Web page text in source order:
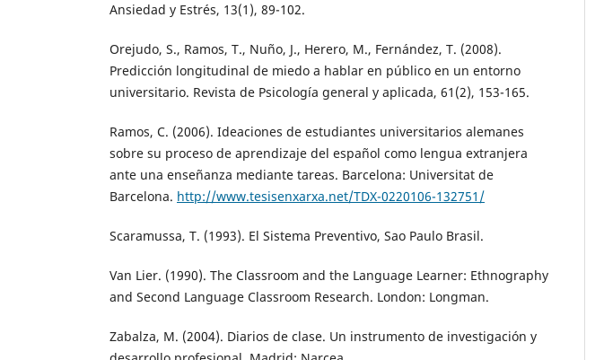
Ansiedad y Estrés, 13(1), 89-102.
Orejudo, S., Ramos, T., Nuño, J., Herero, M., Fernández, T. (2008).
Predicción longitudinal de miedo a hablar en público en un entorno
universitario. Revista de Psicología general y aplicada, 61(2), 153-165.
Ramos, C. (2006). Ideaciones de estudiantes universitarios alemanes
sobre su proceso de aprendizaje del español como lengua extranjera
ante una enseñanza mediante tareas. Barcelona: Universitat de
Barcelona. http://www.tesisenxarxa.net/TDX-0220106-132751/
Scaramussa, T. (1993). El Sistema Preventivo, Sao Paulo Brasil.
Van Lier. (1990). The Classroom and the Language Learner: Ethnography
and Second Language Classroom Research. London: Longman.
Zabalza, M. (2004). Diarios de clase. Un instrumento de investigación y